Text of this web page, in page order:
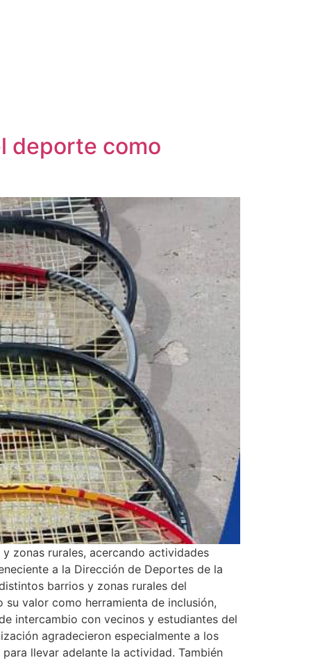
deporte como
zonas rurales, acercando actividades
a la Dirección de Deportes de la
barrios y zonas rurales del
valor como herramienta de inclusión,
intercambio con vecinos y estudiantes del
agradecieron especialmente a los
llevar adelante la actividad. También